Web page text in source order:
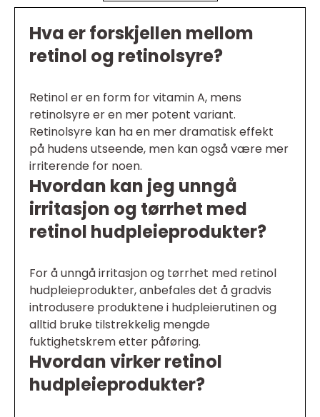
Hva er forskjellen mellom
retinol og retinolsyre?
Retinol er en form for vitamin A, mens
retinolsyre er en mer potent variant.
Retinolsyre kan ha en mer dramatisk effekt
på hudens utseende, men kan også være mer
irriterende for noen.
Hvordan kan jeg unngå
irritasjon og tørrhet med
retinol hudpleieprodukter?
For å unngå irritasjon og tørrhet med retinol
hudpleieprodukter, anbefales det å gradvis
introdusere produktene i hudpleierutinen og
alltid bruke tilstrekkelig mengde
fuktighetskrem etter påføring.
Hvordan virker retinol
hudpleieprodukter?